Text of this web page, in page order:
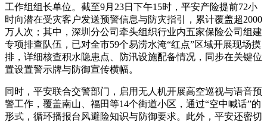
工作组组长单位。截至9月23日下午15时，平安产险提前72小
时向潜在受灾客户发送预警信息与防灾指引，累计覆盖超2000
万人次；其中，深圳分公司牵头组织行业内五家保险公司组建
专项排查队伍，已对全市59个易涝水淹“红点”区域开展现场摸
排，详细核查积水隐患点、防汛设施配备情况，同步在关键位
置设置警示牌与防御宣传横幅。
同时，平安联合交警部门，启用无人机开展高空巡视与语音预
警工作，覆盖南山、福田等14个街道小区，通过“空中喊话”的
形式，循环播报台风避险知识与防御要求。此外，平安还密切